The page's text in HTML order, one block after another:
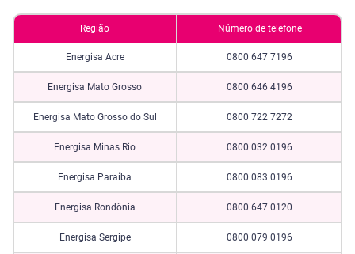
Região Número de telefone
Energisa Acre 0800 647 7196
Energisa Mato Grosso 0800 646 4196
Energisa Mato Grosso do Sul 0800 722 7272
Energisa Minas Rio 0800 032 0196
Energisa Paraíba 0800 083 0196
Energisa Rondônia 0800 647 0120
Energisa Sergipe 0800 079 0196